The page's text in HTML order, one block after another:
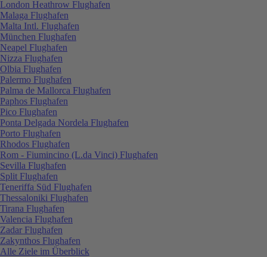
London Heathrow Flughafen
Malaga Flughafen
Malta Intl. Flughafen
München Flughafen
Neapel Flughafen
Nizza Flughafen
Olbia Flughafen
Palermo Flughafen
Palma de Mallorca Flughafen
Paphos Flughafen
Pico Flughafen
Ponta Delgada Nordela Flughafen
Porto Flughafen
Rhodos Flughafen
Rom - Fiumincino (L.da Vinci) Flughafen
Sevilla Flughafen
Split Flughafen
Teneriffa Süd Flughafen
Thessaloniki Flughafen
Tirana Flughafen
Valencia Flughafen
Zadar Flughafen
Zakynthos Flughafen
Alle Ziele im Überblick